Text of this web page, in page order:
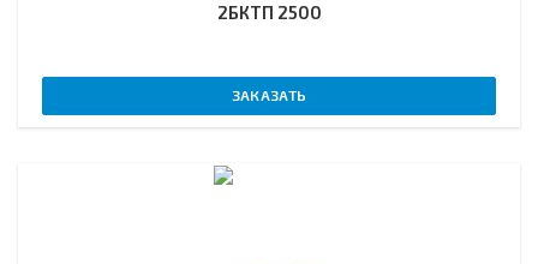
2БКТП 2500
ЗАКАЗАТЬ